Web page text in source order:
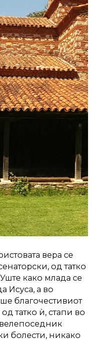
вера се
од татко
како млада се
Исуса, а во
благочестивиот
татко ѝ, стапи во
болести, никако